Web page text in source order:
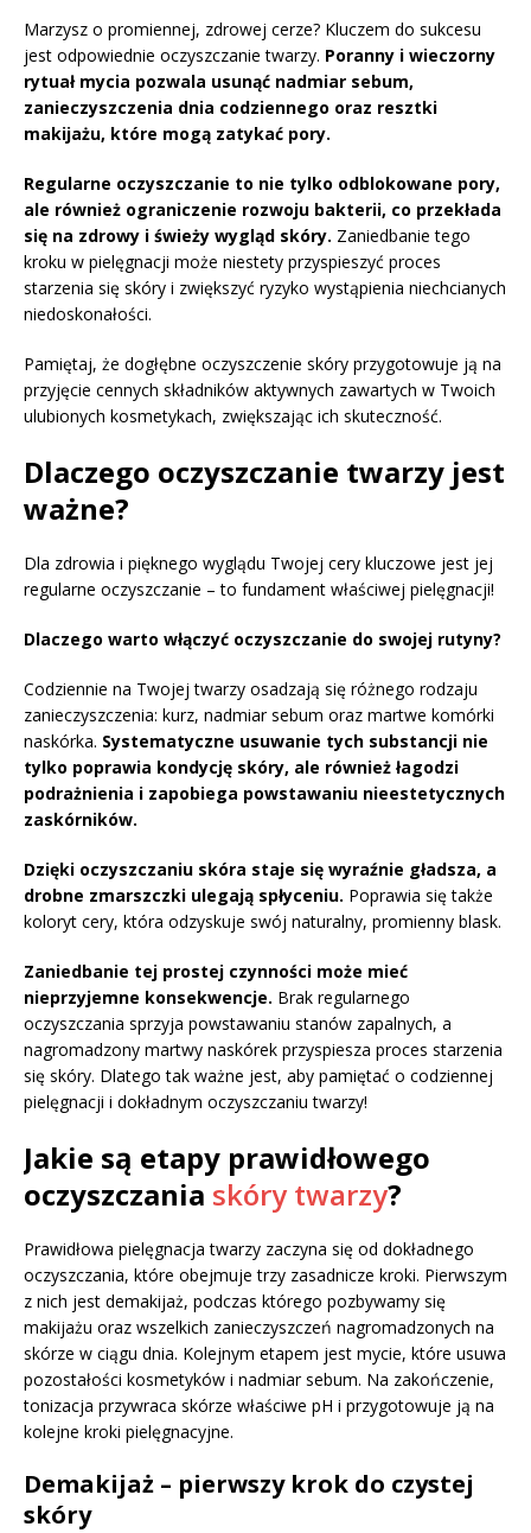
Marzysz o promiennej, zdrowej cerze? Kluczem do sukcesu
jest odpowiednie oczyszczanie twarzy. Poranny i wieczorny
rytuał mycia pozwala usunąć nadmiar sebum,
zanieczyszczenia dnia codziennego oraz resztki
makijażu, które mogą zatykać pory.
Regularne oczyszczanie to nie tylko odblokowane pory,
ale również ograniczenie rozwoju bakterii, co przekłada
się na zdrowy i świeży wygląd skóry. Zaniedbanie tego
kroku w pielęgnacji może niestety przyspieszyć proces
starzenia się skóry i zwiększyć ryzyko wystąpienia niechcianych
niedoskonałości.
Pamiętaj, że dogłębne oczyszczenie skóry przygotowuje ją na
przyjęcie cennych składników aktywnych zawartych w Twoich
ulubionych kosmetykach, zwiększając ich skuteczność.
Dlaczego oczyszczanie twarzy jest
ważne?
Dla zdrowia i pięknego wyglądu Twojej cery kluczowe jest jej
regularne oczyszczanie – to fundament właściwej pielęgnacji!
Dlaczego warto włączyć oczyszczanie do swojej rutyny?
Codziennie na Twojej twarzy osadzają się różnego rodzaju
zanieczyszczenia: kurz, nadmiar sebum oraz martwe komórki
naskórka. Systematyczne usuwanie tych substancji nie
tylko poprawia kondycję skóry, ale również łagodzi
podrażnienia i zapobiega powstawaniu nieestetycznych
zaskórników.
Dzięki oczyszczaniu skóra staje się wyraźnie gładsza, a
drobne zmarszczki ulegają spłyceniu. Poprawia się także
koloryt cery, która odzyskuje swój naturalny, promienny blask.
Zaniedbanie tej prostej czynności może mieć
nieprzyjemne konsekwencje. Brak regularnego
oczyszczania sprzyja powstawaniu stanów zapalnych, a
nagromadzony martwy naskórek przyspiesza proces starzenia
się skóry. Dlatego tak ważne jest, aby pamiętać o codziennej
pielęgnacji i dokładnym oczyszczaniu twarzy!
Jakie są etapy prawidłowego
oczyszczania skóry twarzy?
Prawidłowa pielęgnacja twarzy zaczyna się od dokładnego
oczyszczania, które obejmuje trzy zasadnicze kroki. Pierwszym
z nich jest demakijaż, podczas którego pozbywamy się
makijażu oraz wszelkich zanieczyszczeń nagromadzonych na
skórze w ciągu dnia. Kolejnym etapem jest mycie, które usuwa
pozostałości kosmetyków i nadmiar sebum. Na zakończenie,
tonizacja przywraca skórze właściwe pH i przygotowuje ją na
kolejne kroki pielęgnacyjne.
Demakijaż – pierwszy krok do czystej
skóry